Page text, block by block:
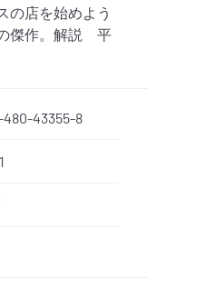
店を始めよう
傑作。解説 平
480-43355-8